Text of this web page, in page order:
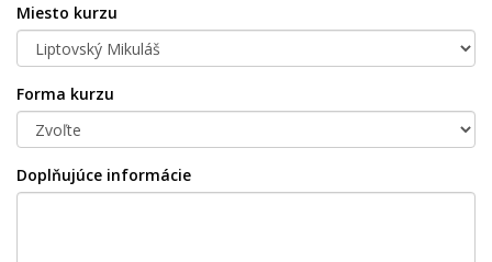
Miesto kurzu
Forma kurzu
Doplňujúce informácie